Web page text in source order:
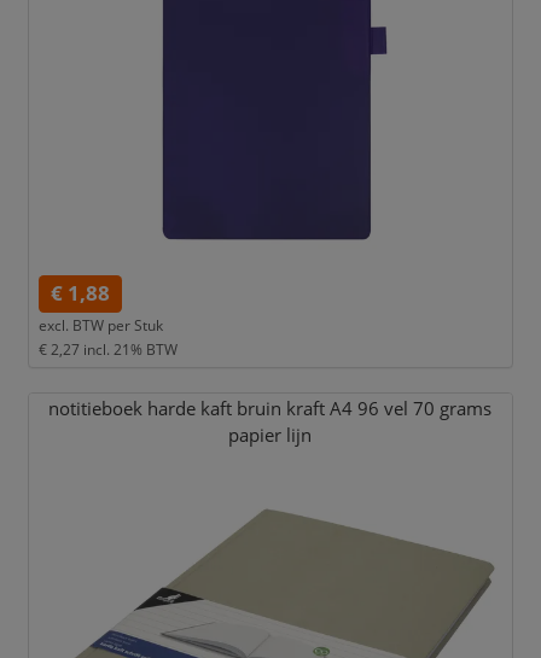
€ 1,88
excl. BTW per Stuk
€ 2,27 incl. 21% BTW
notitieboek harde kaft bruin kraft A4 96 vel 70 grams
papier lijn